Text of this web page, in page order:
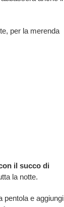
per la merenda
il succo di
la notte.
pentola e aggiungi